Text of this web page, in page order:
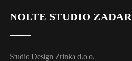
NOLTE STUDIO ZADAR
Studio Design Zrinka d.o.o.